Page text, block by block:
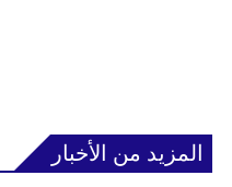
المزيد من الأخبار